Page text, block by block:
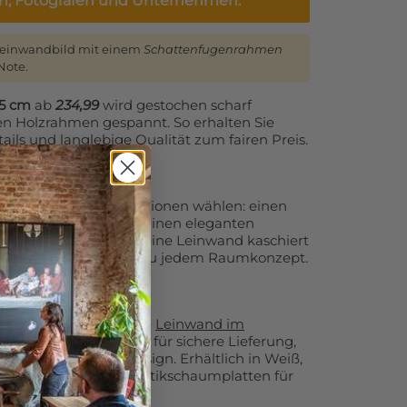
mit einem Schattenfugenrahmen
cm ab 234,99wird gestochen scharf
Holzrahmen gespannt. So erhalten Sie
und langlebige Qualität zum fairen Preis.
Sie zusätzliche Optionen wählen: einen
Randdruck, einen eleganten
Leinwand oder eine Leinwand kaschiert
perfekt zu jedem Raumkonzept.
wir unsere Leinwand im
. Diese Variante sorgt für sichere Lieferung,
ein modernes Design. Erhältlich in Weiß,
auch mit Akustikschaumplatten für